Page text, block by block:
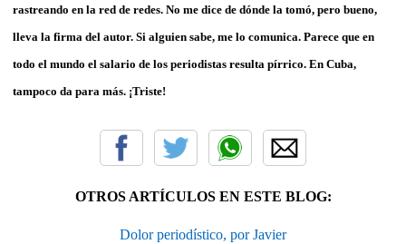
rastreando en la red de redes. No me dice de dónde la tomó, pero bueno,
lleva la firma del autor. Si alguien sabe, me lo comunica. Parece que en
todo el mundo el salario de los periodistas resulta pírrico. En Cuba,
tampoco da para más. ¡Triste!
OTROS ARTÍCULOS EN ESTE BLOG:
Dolor periodístico, por Javier